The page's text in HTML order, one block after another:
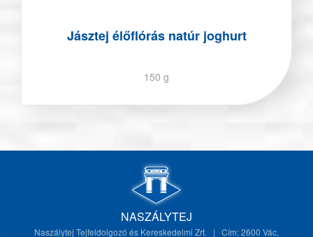
Jásztej élőflórás natúr joghurt
150 g
NASZÁLYTEJ
Naszálytej Tejfeldolgozó és Kereskedelmi Zrt. | Cím: 2600 Vác,